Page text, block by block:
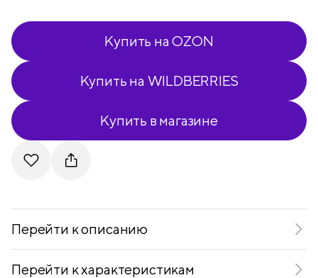
Купить на OZON
Купить на WILDBERRIES
Купить в магазине
Перейти к описанию
Перейти к характеристикам